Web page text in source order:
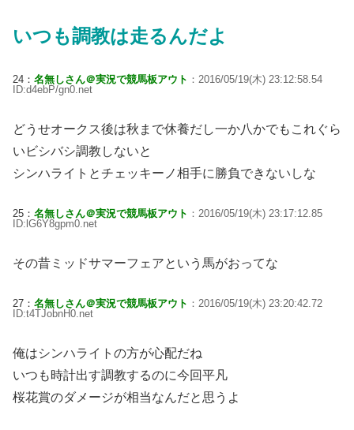
いつも調教は走るんだよ
24： 名無しさん＠実況で競馬板アウト ：2016/05/19(木) 23:12:58.54
ID:d4ebP/gn0.net
どうせオークス後は秋まで休養だし一か八かでもこれぐら
いビシバシ調教しないと
シンハライトとチェッキーノ相手に勝負できないしな
25： 名無しさん＠実況で競馬板アウト ：2016/05/19(木) 23:17:12.85
ID:lG6Y8gpm0.net
その昔ミッドサマーフェアという馬がおってな
27： 名無しさん＠実況で競馬板アウト ：2016/05/19(木) 23:20:42.72
ID:t4TJobnH0.net
俺はシンハライトの方が心配だね
いつも時計出す調教するのに今回平凡
桜花賞のダメージが相当なんだと思うよ